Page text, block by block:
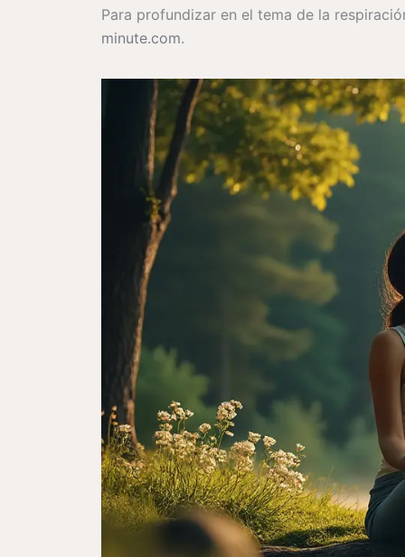
Para profundizar en el tema de la
minute.com.